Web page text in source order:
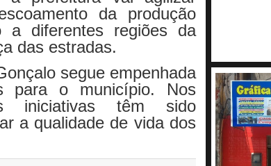
da produção
a diferentes regiões da
das estradas.
segue empenhada
para o município. Nos
iniciativas têm sido
a qualidade de vida dos